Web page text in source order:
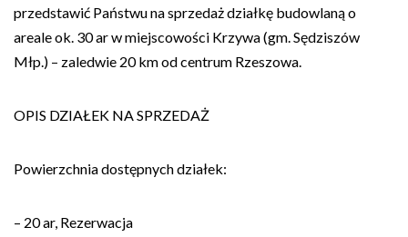
przedstawić Państwu na sprzedaż działkę budowlaną o
areale ok. 30 ar w miejscowości Krzywa (gm. Sędziszów
Młp.) – zaledwie 20 km od centrum Rzeszowa.
OPIS DZIAŁEK NA SPRZEDAŻ
Powierzchnia dostępnych działek:
– 20 ar, Rezerwacja